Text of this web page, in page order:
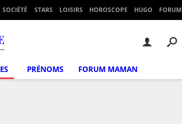
SOCIÉTÉ STARS LOISIRS HOROSCOPE HUGO FORUM
PRÉNOMS FORUM MAMAN